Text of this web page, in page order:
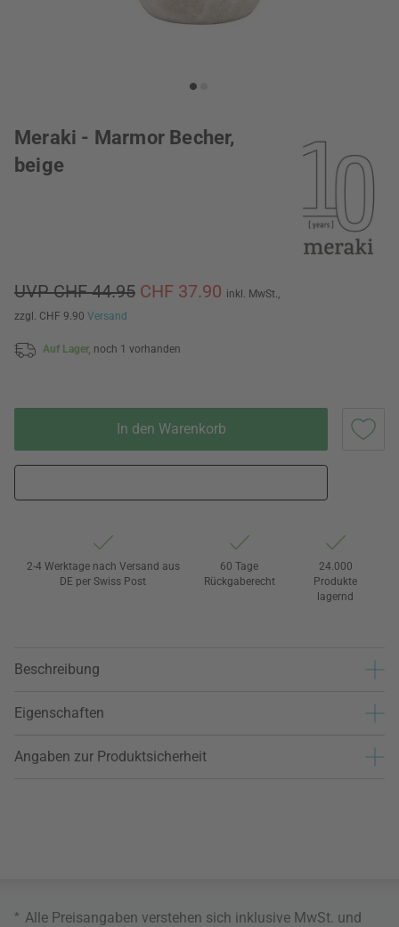
Meraki - Marmor Becher,
beige
UVP CHF 44.95 CHF 37.90 inkl. MwSt.,
zzgl. CHF 9.90 Versand
Auf Lager, noch 1 vorhanden
In den Warenkorb
2-4 Werktage nach Versand aus
DE per Swiss Post
60 Tage
Rückgaberecht
24.000
Produkte
lagernd
Beschreibung
Eigenschaften
Angaben zur Produktsicherheit
* Alle Preisangaben verstehen sich inklusive MwSt. und